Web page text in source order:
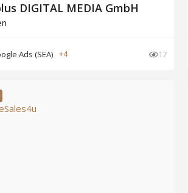
DIGITAL MEDIA GmbH
Ads (SEA) +4 17